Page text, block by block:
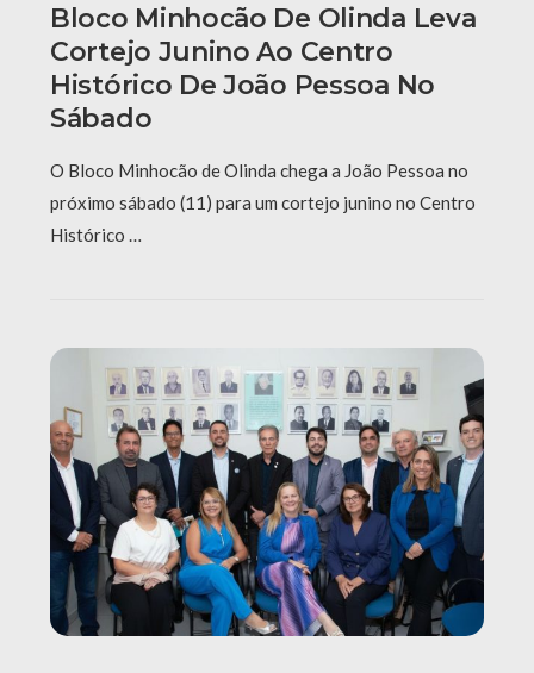
Bloco Minhocão De Olinda Leva
Cortejo Junino Ao Centro
Histórico De João Pessoa No
Sábado
O Bloco Minhocão de Olinda chega a João Pessoa no
próximo sábado (11) para um cortejo junino no Centro
Histórico …